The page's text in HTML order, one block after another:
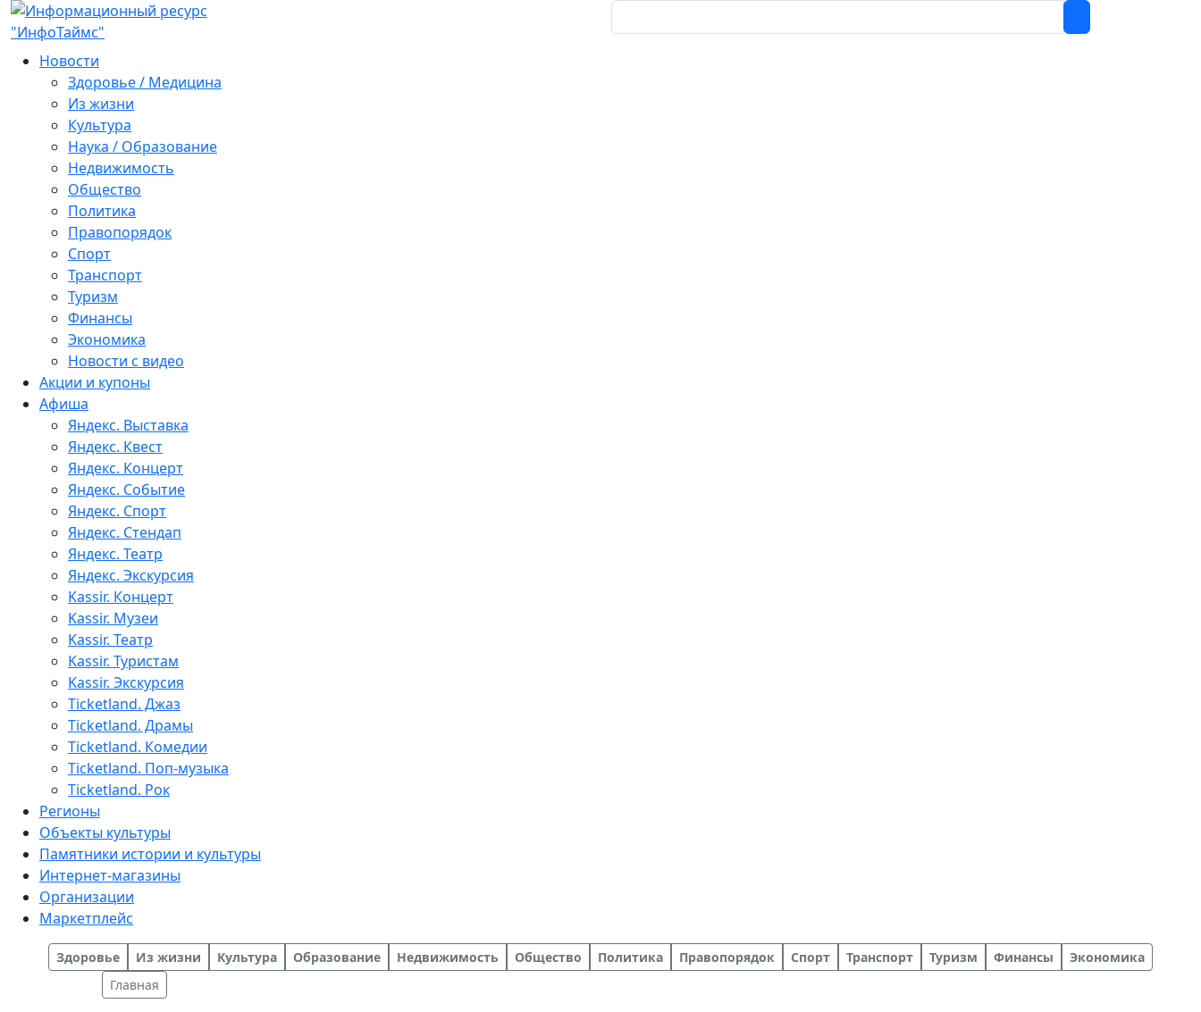
Новости
Здоровье / Медицина
Из жизни
Культура
Наука / Образование
Недвижимость
Общество
Политика
Правопорядок
Спорт
Транспорт
Туризм
Финансы
Экономика
Новости с видео
Акции и купоны
Афиша
Яндекс. Выставка
Яндекс. Квест
Яндекс. Концерт
Яндекс. Событие
Яндекс. Спорт
Яндекс. Стендап
Яндекс. Театр
Яндекс. Экскурсия
Kassir. Концерт
Kassir. Музеи
Kassir. Театр
Kassir. Туристам
Kassir. Экскурсия
Ticketland. Джаз
Ticketland. Драмы
Ticketland. Комедии
Ticketland. Поп-музыка
Ticketland. Рок
Регионы
Объекты культуры
Памятники истории и культуры
Интернет-магазины
Организации
Маркетплейс
Здоровье Из жизни Культура Образование Недвижимость Общество Политика Правопорядок Спорт Транспорт Туризм Финансы
Экономика
Главная